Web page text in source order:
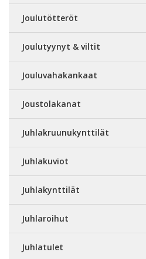
Joulutötteröt
Joulutyynyt & viltit
Jouluvahakankaat
Joustolakanat
Juhlakruunukynttilät
Juhlakuviot
Juhlakynttilät
Juhlaroihut
Juhlatulet